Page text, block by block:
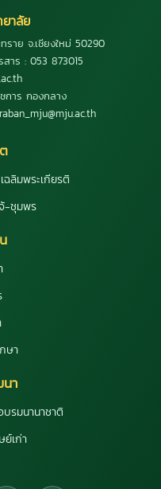
าลัย
าย จ.เชียงใหม่ 50290
าร : 053 873015
การ กองกลาง
ฉลิมพระเกียรติ
-ชุมพร
ษา
า
รมนานาชาติ
เก่า